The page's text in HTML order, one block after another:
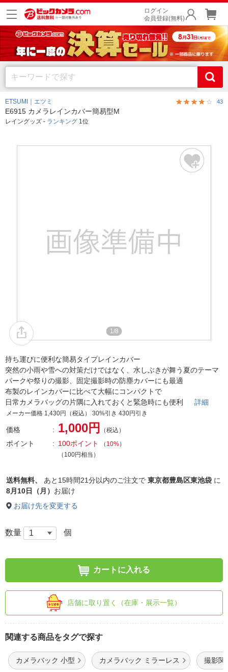
ログイン
会員登録(無料)
ETSUMI｜エツミ 43
E6915 カメラレインカバー簡易型M
レイングッズ - ランキング 1位
1/8
持ち運びに便利な簡易タイプレインカバー
突然の小雨や雪への対策だけではなく、水しぶきが舞う夏のテーマ
パークや祭りの撮影、固定撮影時の防塵カバーにも最適
布製のレインカバーに比べて大幅にコンパクトで
日常カメラバッグの片隅に入れておくと緊急時にも便利 詳細
メーカー価格 1,430円（税込） 30%引き 430円引き
価格 1,000円 （税込）
ポイント 100ポイント （ 10%）
（100円相当）
送料無料、 あと 15時間21分以内のご注文で 東京都豊島区東池袋 に
8月10日（月） お届け
お届け先を変更する
数量 個
カートに入れる
店舗に取り置く（在庫・展示一覧）
関連する商品をタグで探す
カメラバック 小型 カメラバック ミラーレス 撮影関